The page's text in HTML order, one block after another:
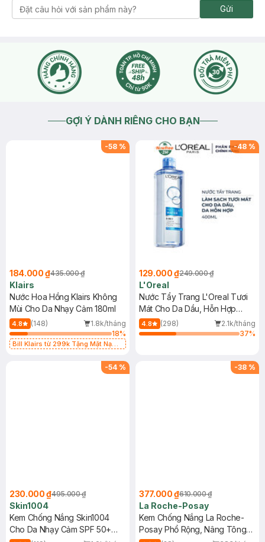
Gửi
GỢI Ý DÀNH RIÊNG CHO BẠN
-58 %
184.000 ₫435.000 ₫
Klairs
Nước Hoa Hồng Klairs Không
Mùi Cho Da Nhạy Cảm 180ml
4.8 (148)
1.8k/tháng
18%
Bill Klairs từ 299k Tặng Mặt Nạ
-48 %
129.000 ₫249.000 ₫
L'Oreal
Nước Tẩy Trang L'Oreal Tươi
Mát Cho Da Dầu, Hỗn Hợp
400ml
4.8 (298)
2.1k/tháng
37%
-54 %
230.000 ₫495.000 ₫
Skin1004
Kem Chống Nắng Skin1004
Cho Da Nhạy Cảm SPF 50+
-38 %
377.000 ₫610.000 ₫
La Roche-Posay
Kem Chống Nắng La Roche-
Posay Phổ Rộng, Nâng Tông